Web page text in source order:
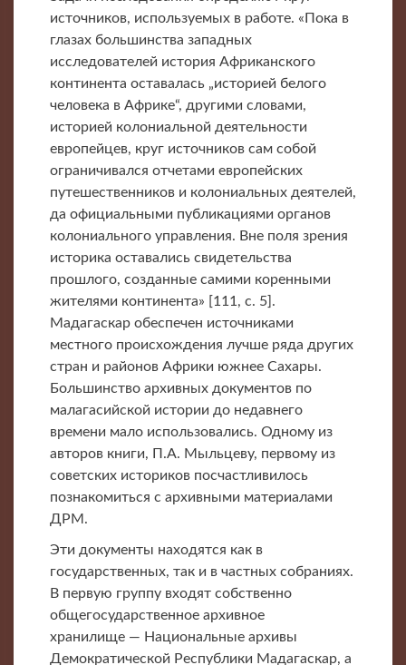
источников, используемых в работе. «Пока в
глазах большинства западных
исследователей история Африканского
континента оставалась „историей белого
человека в Африке“, другими словами,
историей колониальной деятельности
европейцев, круг источников сам собой
ограничивался отчетами европейских
путешественников и колониальных деятелей,
да официальными публикациями органов
колониального управления. Вне поля зрения
историка оставались свидетельства
прошлого, созданные самими коренными
жителями континента» [111, с. 5].
Мадагаскар обеспечен источниками
местного происхождения лучше ряда других
стран и районов Африки южнее Сахары.
Большинство архивных документов по
малагасийской истории до недавнего
времени мало использовались. Одному из
авторов книги, П.А. Мыльцеву, первому из
советских историков посчастливилось
познакомиться с архивными материалами
ДРМ.
Эти документы находятся как в
государственных, так и в частных собраниях.
В первую группу входят собственно
общегосударственное архивное
хранилище — Национальные архивы
Демократической Республики Мадагаскар, а